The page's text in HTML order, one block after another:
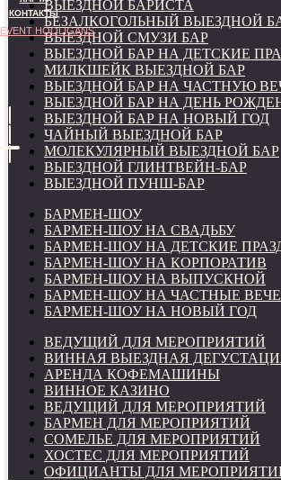
КОНТАКТЫ
EVENT HOOLIGANS
ВЫЕЗДНОЙ БАРИСТА
БЕЗАЛКОГОЛЬНЫЙ ВЫЕЗДНОЙ
ВЫЕЗДНОЙ СМУЗИ БАР
ВЫЕЗДНОЙ БАР НА ДЕТСКИЕ
МИЛКШЕЙК ВЫЕЗДНОЙ БАР
ВЫЕЗДНОЙ БАР НА ЧАСТНУЮ
ВЫЕЗДНОЙ БАР НА ДЕНЬ
ВЫЕЗДНОЙ БАР НА НОВЫЙ ГОД
ЧАЙНЫЙ ВЫЕЗДНОЙ БАР
МОЛЕКУЛЯРНЫЙ ВЫЕЗДНОЙ БАР
ВЫЕЗДНОЙ ГЛИНТВЕЙН-БАР
ВЫЕЗДНОЙ ПУНШ-БАР
БАРМЕН-ШОУ
БАРМЕН-ШОУ НА СВАДЬБУ
БАРМЕН-ШОУ НА ДЕТСКИЕ
БАРМЕН-ШОУ НА КОРПОРАТИВ
БАРМЕН-ШОУ НА ВЫПУСКНОЙ
БАРМЕН-ШОУ НА ЧАСТНЫЕ
БАРМЕН-ШОУ НА НОВЫЙ ГОД
ВЕДУЩИЙ ДЛЯ МЕРОПРИЯТИЙ
ВИННАЯ ВЫЕЗДНАЯ
АРЕНДА КОФЕМАШИНЫ
ВИННОЕ КАЗИНО
ВЕДУЩИЙ ДЛЯ МЕРОПРИЯТИЙ
БАРМЕН ДЛЯ МЕРОПРИЯТИЙ
СОМЕЛЬЕ ДЛЯ МЕРОПРИЯТИЙ
ХОСТЕС ДЛЯ МЕРОПРИЯТИЙ
ОФИЦИАНТЫ ДЛЯ